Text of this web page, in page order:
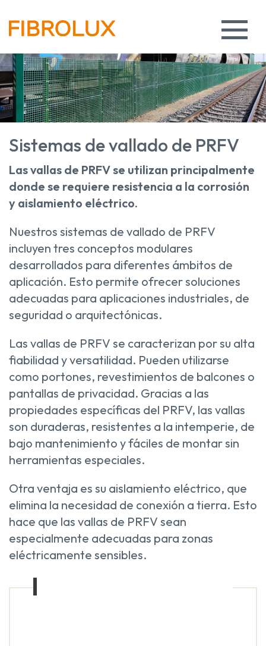
Sistemas de vallado de PRFV
Las vallas de PRFV se utilizan principalmente
donde se requiere resistencia a la corrosión
y aislamiento eléctrico.
Nuestros sistemas de vallado de PRFV
incluyen tres conceptos modulares
desarrollados para diferentes ámbitos de
aplicación. Esto permite ofrecer soluciones
adecuadas para aplicaciones industriales, de
seguridad o arquitectónicas.
Las vallas de PRFV se caracterizan por su alta
fiabilidad y versatilidad. Pueden utilizarse
como portones, revestimientos de balcones o
pantallas de privacidad. Gracias a las
propiedades específicas del PRFV, las vallas
son duraderas, resistentes a la intemperie, de
bajo mantenimiento y fáciles de montar sin
herramientas especiales.
Otra ventaja es su aislamiento eléctrico, que
elimina la necesidad de conexión a tierra. Esto
hace que las vallas de PRFV sean
especialmente adecuadas para zonas
eléctricamente sensibles.